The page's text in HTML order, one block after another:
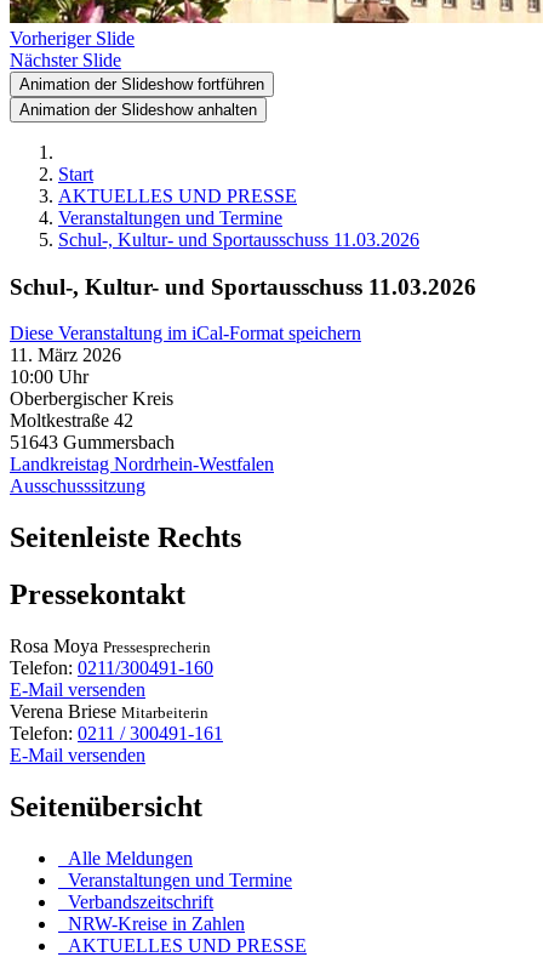
Vorheriger Slide
Nächster Slide
Animation der Slideshow fortführen
Animation der Slideshow anhalten
Start
AKTUELLES UND PRESSE
Veranstaltungen und Termine
Schul-, Kultur- und Sportausschuss 11.03.2026
Schul-, Kultur- und Sportausschuss 11.03.2026
Diese Veranstaltung im iCal-Format speichern
11. März 2026
10:00 Uhr
Oberbergischer Kreis
Moltkestraße 42
51643 Gummersbach
Landkreistag Nordrhein-Westfalen
Ausschusssitzung
Seitenleiste Rechts
Pressekontakt
Rosa Moya Pressesprecherin
Telefon: 0211/300491-160
E-Mail versenden
Verena Briese Mitarbeiterin
Telefon: 0211 / 300491-161
E-Mail versenden
Seitenübersicht
Alle Meldungen
Veranstaltungen und Termine
Verbandszeitschrift
NRW-Kreise in Zahlen
AKTUELLES UND PRESSE